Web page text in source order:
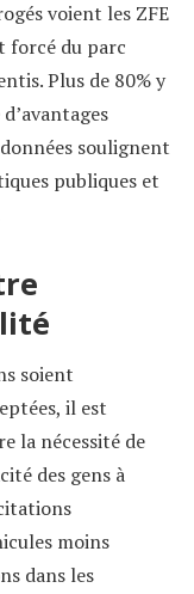
voient les ZFE
forcé du parc
Plus de 80% y
soulignent
publiques et
soient
il est
la nécessité de
des gens à
moins
dans les